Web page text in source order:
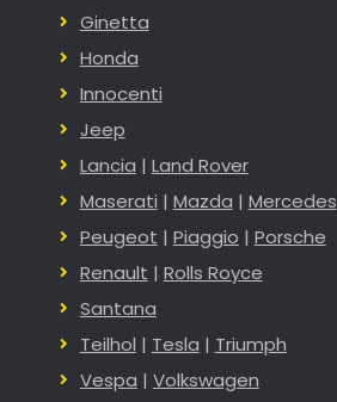
Ginetta
Honda
Innocenti
Jeep
Lancia | Land Rover
Maserati | Mazda | Mercedes
Peugeot | Piaggio | Porsche
Renault | Rolls Royce
Santana
Teilhol | Tesla | Triumph
Vespa | Volkswagen